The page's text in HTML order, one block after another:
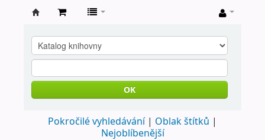
knihovna
Nové
Město
Metují
OK
Pokročilé vyhledávání
Oblak štítků
Nejoblíbenější